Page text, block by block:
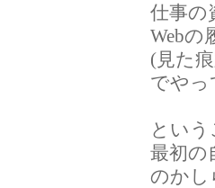
仕事の
Web
(見た
でやっ
という
最初の
のかし